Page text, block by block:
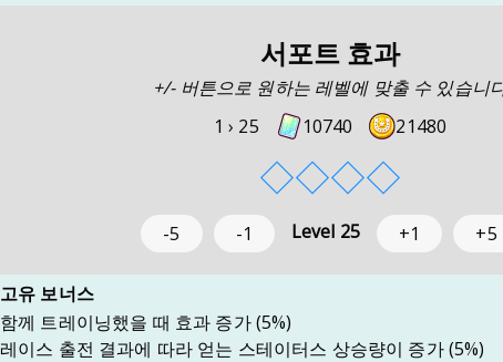
서포트 효과
+/- 버튼으로 원하는 레벨에 맞출 수 있습니
1 › 25 10740 21480
◇◇◇◇
-5 -1 Level 25 +1 +5
고유 보너스
함께 트레이닝했을 때 효과 증가(5%)
레이스 출전 결과에 따라 얻는 스테이터스 상승량이 증가(5%)